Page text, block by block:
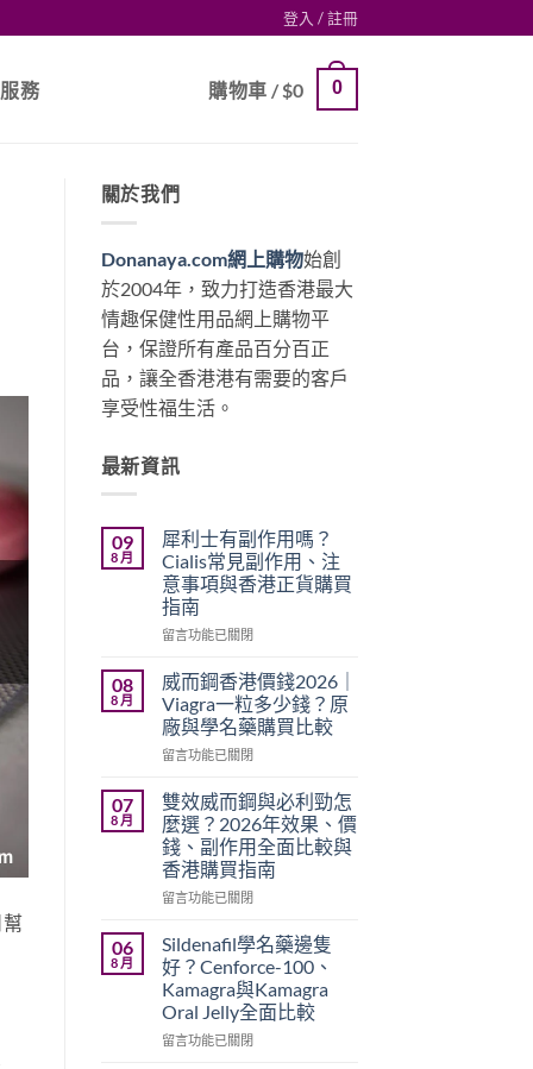
登入 / 註冊
務 購物車 /$0 0
關於我們
Donanaya.com網上購物始創
於2004年，致力打造香港最大
情趣保健性用品網上購物平
台，保證所有產品百分百正
品，讓全香港港有需要的客戶
享受性福生活。
最新資訊
09
8 月
犀利士有副作用嗎？
Cialis常見副作用、注
意事項與香港正貨購買
指南
在
利
士
有
副
作
嗎？
Cialis
常
見
副
作
注
意
事
項
與
香
留言功能已關閉
08
8 月
威而鋼香港價錢2026｜
Viagra一粒多少錢？原
廠與學名藥購買比較
在
而
鋼
香
港
價
錢
｜
Viagra
一
粒
多
少
留言功能已關閉
07
8 月
雙效威而鋼與必利勁怎
麼選？2026年效果、價
錢、副作用全面比較與
香港購買指南
在
效
威
而
鋼
與
必
留言功能已關閉
06
8 月
Sildenafil學名藥邊隻
好？Cenforce-100、
Kamagra與Kamagra
Oral Jelly全面比較
在
留言功能已關閉